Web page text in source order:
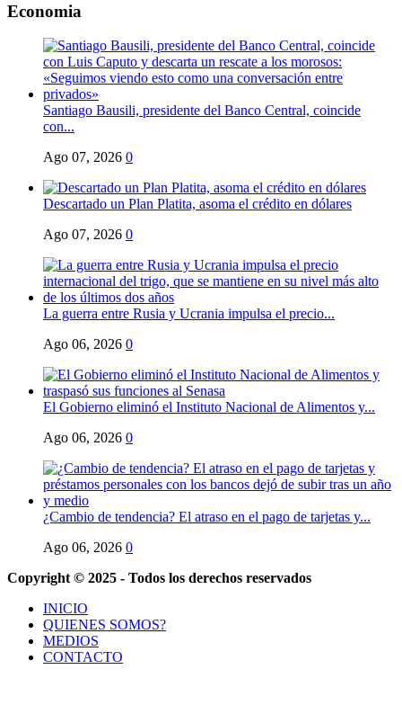
Economia
Santiago Bausili, presidente del Banco Central, coincide
con...
Ago 07, 2026 0
Descartado un Plan Platita, asoma el crédito en dólares
Ago 07, 2026 0
La guerra entre Rusia y Ucrania impulsa el precio...
Ago 06, 2026 0
El Gobierno eliminó el Instituto Nacional de Alimentos y...
Ago 06, 2026 0
¿Cambio de tendencia? El atraso en el pago de tarjetas y...
Ago 06, 2026 0
Copyright © 2025 - Todos los derechos reservados
INICIO
QUIENES SOMOS?
MEDIOS
CONTACTO